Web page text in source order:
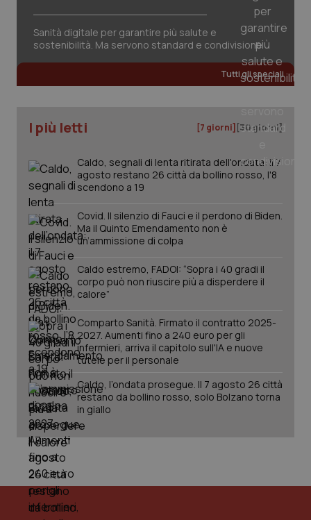
Sanità digitale per garantire più salute e
sostenibilità. Ma servono standard e condivisione
Tutti gli speciali
I più letti [7 giorni] [30 giorni]
Caldo, segnali di lenta ritirata dell'ondata: il 7
agosto restano 26 città da bollino rosso, l'8
scendono a 19
Covid. Il silenzio di Fauci e il perdono di Biden.
Ma il Quinto Emendamento non è
un’ammissione di colpa
Caldo estremo, FADOI: “Sopra i 40 gradi il
corpo può non riuscire più a disperdere il
calore”
Comparto Sanità. Firmato il contratto 2025-
2027. Aumenti fino a 240 euro per gli
infermieri, arriva il capitolo sull'IA e nuove
tutele per il personale
Caldo, l’ondata prosegue. Il 7 agosto 26 città
restano da bollino rosso, solo Bolzano torna
in giallo
_ga
Google LLC
.quotidianosanita.it
1
PHPSESSID
PHP.net
www.quotidianosanita.it